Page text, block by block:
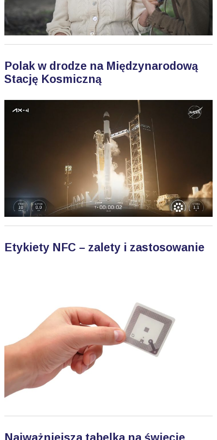
Polak w drodze na Międzynarodową
Stację Kosmiczną
Etykiety NFC – zalety i zastosowanie